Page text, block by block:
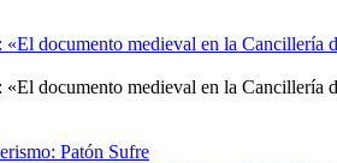
documento medieval en la Cancillería
documento medieval en la Cancillería
Patón Sufre